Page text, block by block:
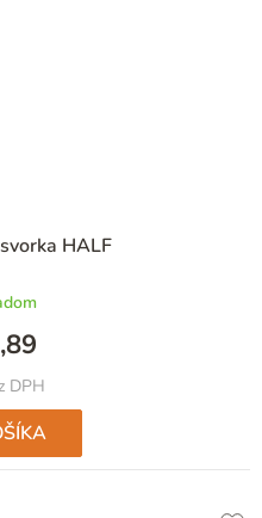
HALF
DPH